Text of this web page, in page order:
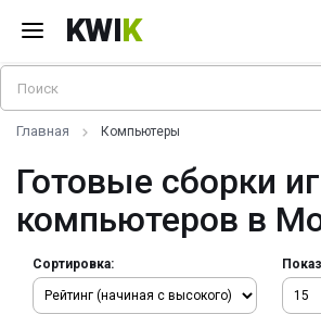
KWIK
Главная Компьютеры
Готовые сборки
компьютеров в
Сортировка: